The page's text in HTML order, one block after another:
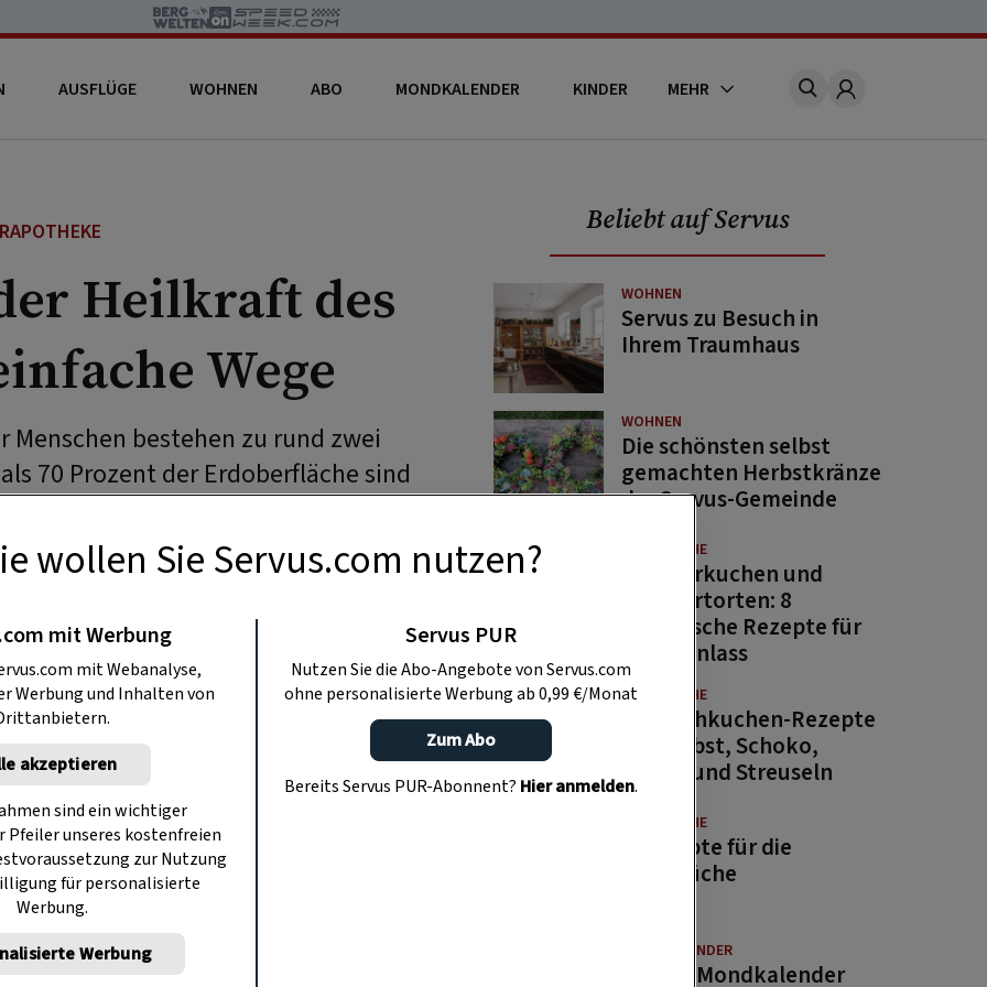
AUSFLÜGE WOHNEN ABO MONDKALENDER KINDER MEHR Account
Heilkraft des
Wege
Menschen bestehen zu rund zwei
70 Prozent der Erdoberfläche sind
wird die Erde auch „der blaue
genannt.
Beliebt auf Servus
WOHNEN
Servus zu Besuch in
Ihrem Traumhaus
WOHNEN
Die schönsten selbst
gemachten Herbstkränze
der Servus-Gemeinde
GUTE KÜCHE
Erdbeerkuchen und
Erdbeertorten: 8
himmlische Rezepte für
jeden Anlass
GUTE KÜCHE
12 Blechkuchen-Rezepte
– mit Obst, Schoko,
Kaffee und Streuseln
GUTE KÜCHE
6 Rezepte für die
Restlküche
MONDKALENDER
Servus-Mondkalender
wollen Sie Servus.com nutzen?
mit Werbung
mit Webanalyse,
Werbung und Inhalten von
akzeptieren
sind ein wichtiger
unseres kostenfreien
zur Nutzung
für personalisierte
Werbung.
Werbung
Servus PUR
Nutzen Sie die Abo-Angebote von Servus.com
ohne personalisierte Werbung ab 0,99 €/Monat
Zum Abo
Bereits Servus PUR-Abonnent? Hier anmelden.